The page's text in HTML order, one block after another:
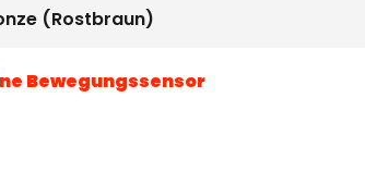
(Rostbraun)
Bewegungssensor